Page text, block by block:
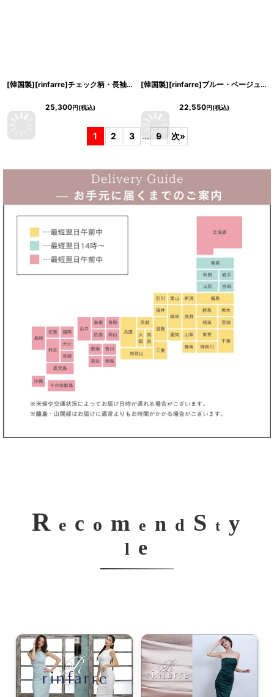
[韓国製][rinfarre]チェック柄・長袖・リボンタイ・Aライン・ブラウン・ブラック・フレア・ロング・ひざ下・ワンピース・ドレス[黒木麗奈着用][送料無料]
25,300円(税込)
[韓国製][rinfarre]ブルー・ベージュ・シャーリング・オフショルダー・タイト・ミニドレス・ワンピース[奈月セナ着用][送料無料]
22,550円(税込)
1 2 3 ... 9 次»
R e c o m e n d S t y
l e